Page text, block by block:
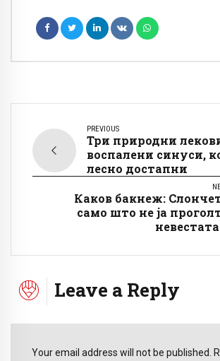
PREVIOUS
Три природни
воспалени синуси,
лесно достапни
Каков бакнеж:
само што не ја
Leave a Reply
Your email address will not be published.